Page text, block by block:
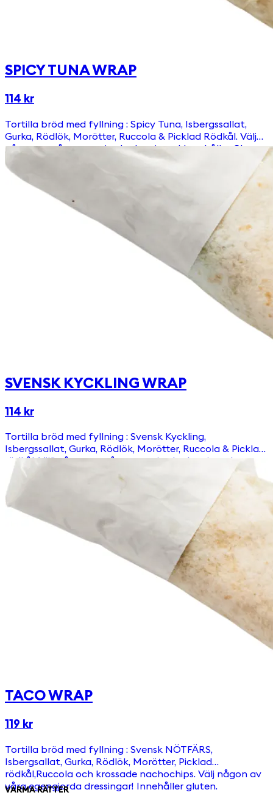
SPICY TUNA WRAP
114 kr
Tortilla bröd med fyllning : Spicy Tuna, Isbergssallat,
Gurka, Rödlök, Morötter, Ruccola & Picklad Rödkål. Välj
någon av våra egengjorda dressingar! Innehåller Gluten.
SVENSK KYCKLING WRAP
114 kr
Tortilla bröd med fyllning : Svensk Kyckling,
Isbergssallat, Gurka, Rödlök, Morötter, Ruccola & Picklad
rödkål. Välj någon av våra egengjorda dressingar!
Innehåller Gluten.
TACO WRAP
119 kr
Tortilla bröd med fyllning : Svensk NÖTFÄRS,
Isbergsallat, Gurka, Rödlök, Morötter, Picklad
rödkål,Ruccola och krossade nachochips. Välj någon av
våra egengjorda dressingar! Innehåller gluten.
VARMA RÄTTER